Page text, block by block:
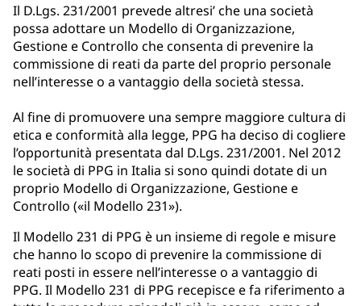
Il D.Lgs. 231/2001 prevede altresi’ che una società
possa adottare un Modello di Organizzazione,
Gestione e Controllo che consenta di prevenire la
commissione di reati da parte del proprio personale
nell’interesse o a vantaggio della società stessa.
Al fine di promuovere una sempre maggiore cultura di
etica e conformità alla legge, PPG ha deciso di cogliere
l’opportunità presentata dal D.Lgs. 231/2001. Nel 2012
le società di PPG in Italia si sono quindi dotate di un
proprio Modello di Organizzazione, Gestione e
Controllo («il Modello 231»).
Il Modello 231 di PPG è un insieme di regole e misure
che hanno lo scopo di prevenire la commissione di
reati posti in essere nell’interesse o a vantaggio di
PPG. Il Modello 231 di PPG recepisce e fa riferimento a